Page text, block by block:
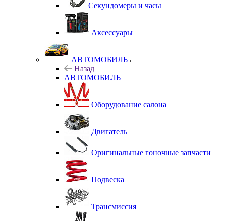
Секундомеры и часы
Аксессуары
АВТОМОБИЛЬ
Назад
АВТОМОБИЛЬ
Оборудование салона
Двигатель
Оригинальные гоночные запчасти
Подвеска
Трансмиссия